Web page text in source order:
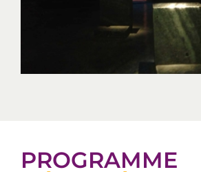
PROGRAMME